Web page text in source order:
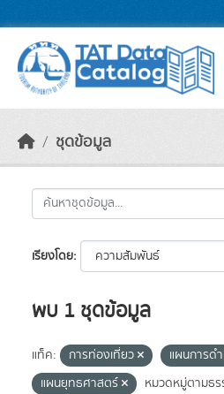
ชุดข้อมูล
เรียงโดย
พบ 1 ชุดข้อมูล
แท็ค: การท่องเที่ยว
แผนการด
แผนยุทธศาสตร์
หมวดหมู่ตามธ